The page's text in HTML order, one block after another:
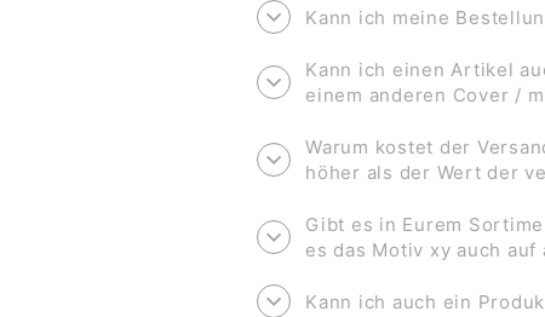
Kann ich meine
Kann ich einen Artikel
einem anderen Cover /
Warum kostet der
höher als der Wert der
Gibt es in Eurem
es das Motiv xy auch
Kann ich auch ein